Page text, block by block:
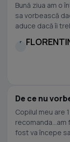
Bună ziua am o
sa vorbească dacă îi spun sa îmi aducă
F
De ce nu
Copilul meu are
fost va începe